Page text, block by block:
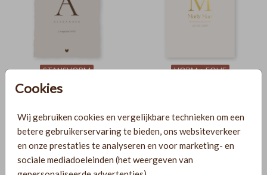
Cookies
Wij gebruiken cookies en vergelijkbare technieken om een
betere gebruikerservaring te bieden, ons websiteverkeer
en onze prestaties te analyseren en voor marketing- en
sociale mediadoeleinden (het weergeven van
STANSVORM VORM + FOLIE